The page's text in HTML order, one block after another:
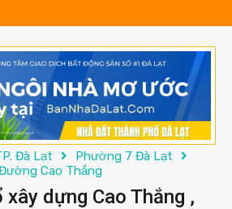
Đà Lạt
Phường 7 Đà Lạt
Cao Thắng
xây dựng Cao Thắng ,